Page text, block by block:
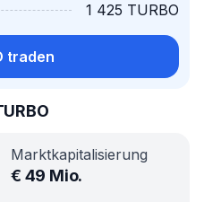
1 425 TURBO
traden
Marktkapitalisierung
€ 49 Mio.